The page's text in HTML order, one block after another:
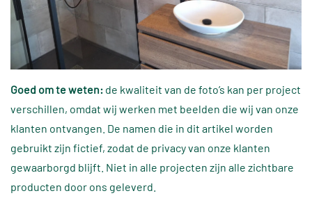
Goed om te weten: de kwaliteit van de foto’s kan per project
verschillen, omdat wij werken met beelden die wij van onze
klanten ontvangen. De namen die in dit artikel worden
gebruikt zijn fictief, zodat de privacy van onze klanten
gewaarborgd blijft. Niet in alle projecten zijn alle zichtbare
producten door ons geleverd.